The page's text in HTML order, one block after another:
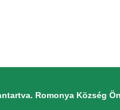
Romonya Község